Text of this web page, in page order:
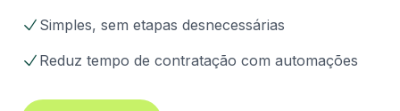
Simples, sem etapas desnecessárias
Reduz tempo de contratação com automações